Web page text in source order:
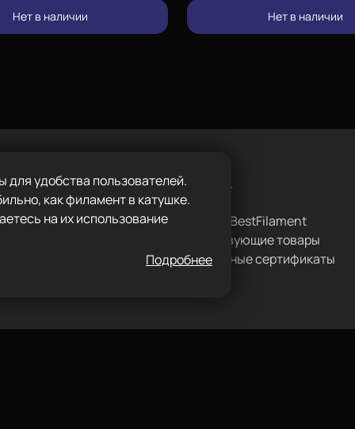
Нет в наличии Нет в наличии
Каталог
Пластик BestFilament
Сопутствующие товары
Подарочные сертификаты
для удобства пользователей.
как филамент в катушке.
на их использование
Подробнее